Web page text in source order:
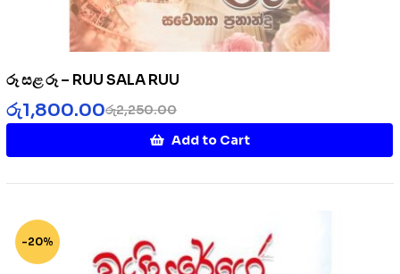
රූ සළ රූ – RUU SALA RUU
රු2,250.00
රු1,800.00
Add to Cart
-20%